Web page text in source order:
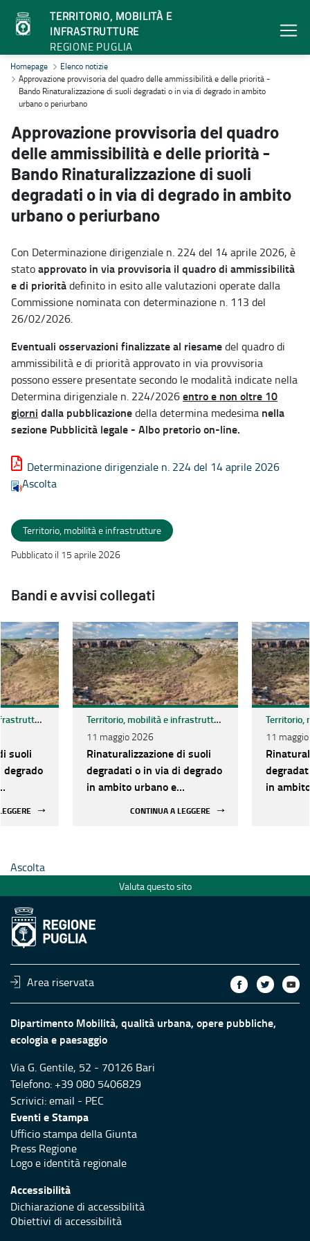
TERRITORIO, MOBILITÀ E
INFRASTRUTTURE
REGIONE PUGLIA
Approvazione provvisoria del quadro delle ammissibilità e delle
Homepage
Elenco notizie
Approvazione provvisoria del quadro delle ammissibilità e delle priorità -
Bando Rinaturalizzazione di suoli degradati o in via di degrado in ambito
urbano o periurbano
Approvazione provvisoria del quadro
delle ammissibilità e delle priorità -
Bando Rinaturalizzazione di suoli
degradati o in via di degrado in ambito
urbano o periurbano
Con Determinazione dirigenziale n. 224 del 14 aprile 2026, è
statoapprovato in via provvisoria il quadro di ammissibilità
e di prioritàdefinito in esito alle valutazioni operate dalla
Commissione nominata con determinazione n. 113 del
26/02/2026.
Eventuali osservazioni finalizzate al riesamedel quadro di
ammissibilità e di priorità approvato in via provvisoria
possono essere presentate secondo le modalità indicate nella
Determina dirigenziale n. 224/2026entro e non oltre 10
giorni dalla pubblicazionedella determina medesima nella
sezione Pubblicità legale - Albo pretorio on-line.
Determinazione dirigenziale n. 224 del 14 aprile 2026
Ascolta
Territorio, mobilità e infrastrutture
Pubblicato il 15 aprile 2026
Bandi e avvisi collegati
Territorio, mobilità e infrastrutture
suoli
Territorio, mobilità e infrastrutture
11 maggio 2026
Rinaturalizzazione di suoli
degradati o in via di degrado
in ambito urbano e
CONTINUA A LEGGERE
11
in ambito urbano e
Ascolta
Valuta questo sito
Area riservata
Dipartimento Mobilità, qualità urbana, opere pubbliche,
ecologia e paesaggio
Via G. Gentile, 52 - 70126 Bari
Telefono: +39 080 5406829
Scrivici:email - PEC
Eventi e Stampa
Ufficio stampa della Giunta
Press Regione
Logo e identità regionale
Accessibilità
Dichiarazione di accessibilità
Obiettivi di accessibilità